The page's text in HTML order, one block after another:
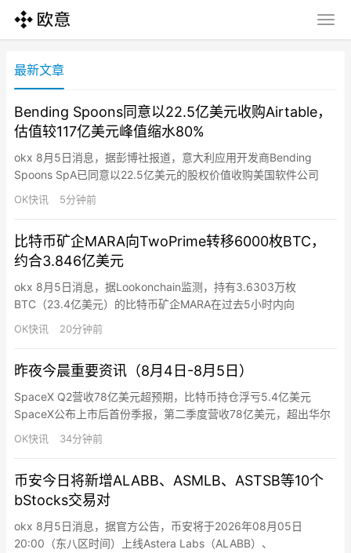
最新文章
Bending Spoons同意以22.5亿美元收购Airtable，
估值较117亿美元峰值缩水80%
okx 8月5日消息，据彭博社报道，意大利应用开发商Bending
Spoons SpA已同意以22.5亿美元的股权价值收购美国软件公司
Airtable，将以全现金交易完成。扣除Airtable账上约9.65亿美元净
现金后，企业价值约为12.9亿美元。这一价格较Airtable在2021年
又一例证…
OK快讯 5分钟前
比特币矿企MARA向TwoPrime转移6000枚BTC，
约合3.846亿美元
okx 8月5日消息，据Lookonchain监测，持有3.6303万枚
BTC（23.4亿美元）的比特币矿企MARA在过去5小时内向
TwoPrime转移6000枚BTC（3.846亿美元）。该转移不一定是出
售，可能用于资产管理。
OK快讯 20分钟前
昨夜今晨重要资讯（8月4日-8月5日）
SpaceX Q2营收78亿美元超预期，比特币持仓浮亏5.4亿美元
SpaceX公布上市后首份季报，第二季度营收78亿美元，超出华尔
街预期的69亿美元，净亏损收窄至5.41亿美元，调整后EBITDA达
35亿美元，同比增长近两倍。 据SEC文件披露，SpaceX持有
2025年底的16.4亿美元降至…
OK快讯 34分钟前
币安今日将新增ALABB、ASMLB、ASTSB等10个
bStocks交易对
okx 8月5日消息，据官方公告，币安将于2026年08月05日
20:00（东八区时间）上线Astera Labs（ALABB）、